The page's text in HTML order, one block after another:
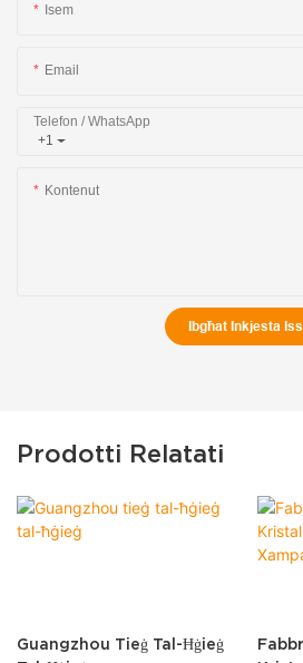
Isem
Email
+1
Telefon / WhatsApp
Kontenut
Ibgħat Inkjesta
Prodotti Relatati
Guangzhou Tieġ Tal-Ħġieġ